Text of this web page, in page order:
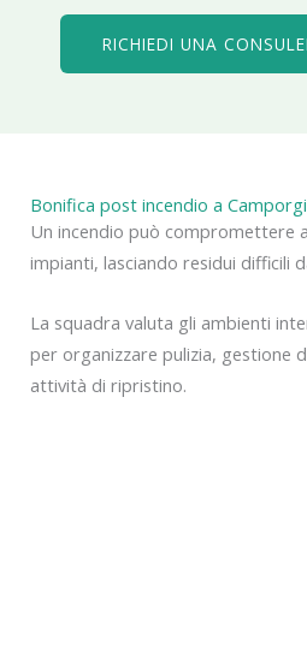
RICHIEDI UNA
Bonifica post incendio a
Un incendio può compromettere
impianti, lasciando residui difficili
La squadra valuta gli ambienti
per organizzare pulizia, gestione
attività di ripristino.